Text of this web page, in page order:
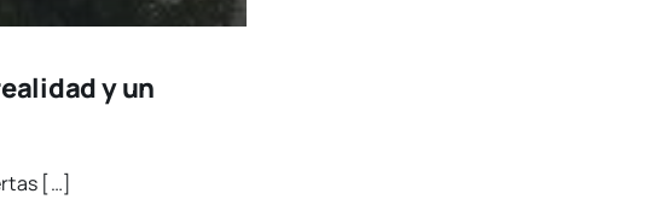
y un
[…]